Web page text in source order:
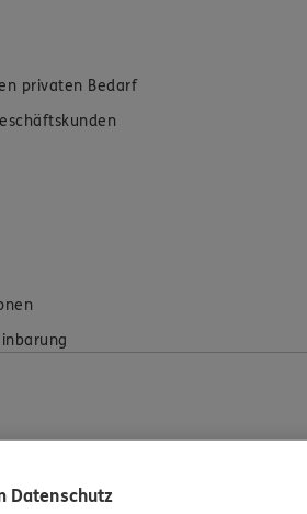
privaten Bedarf
Datenschutz